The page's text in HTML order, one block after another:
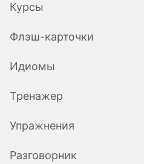
Курсы
Флэш-карточки
Идиомы
Тренажер
Упражнения
Разговорник